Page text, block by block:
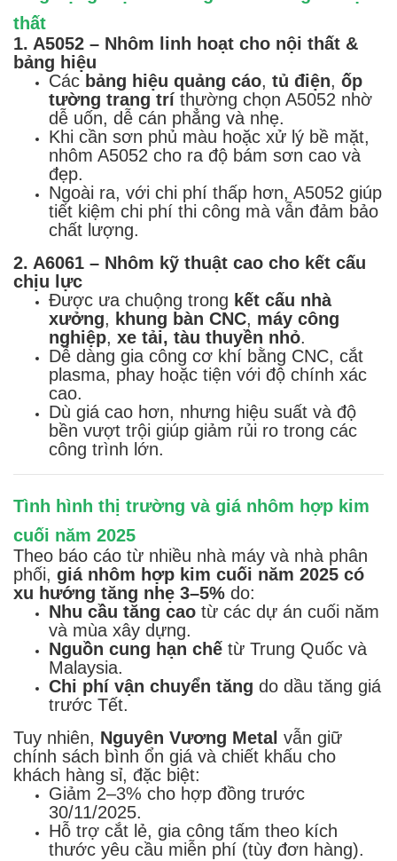
thất
1. A5052 – Nhôm linh hoạt cho nội thất &
bảng hiệu
Các bảng hiệu quảng cáo, tủ điện, ốp
tường trang trí thường chọn A5052 nhờ
dễ uốn, dễ cán phẳng và nhẹ.
Khi cần sơn phủ màu hoặc xử lý bề mặt,
nhôm A5052 cho ra độ bám sơn cao và
đẹp.
Ngoài ra, với chi phí thấp hơn, A5052 giúp
tiết kiệm chi phí thi công mà vẫn đảm bảo
chất lượng.
2. A6061 – Nhôm kỹ thuật cao cho kết cấu
chịu lực
Được ưa chuộng trong kết cấu nhà
xưởng, khung bàn CNC, máy công
nghiệp, xe tải, tàu thuyền nhỏ.
Dễ dàng gia công cơ khí bằng CNC, cắt
plasma, phay hoặc tiện với độ chính xác
cao.
Dù giá cao hơn, nhưng hiệu suất và độ
bền vượt trội giúp giảm rủi ro trong các
công trình lớn.
Tình hình thị trường và giá nhôm hợp kim
cuối năm 2025
Theo báo cáo từ nhiều nhà máy và nhà phân
phối, giá nhôm hợp kim cuối năm 2025 có
xu hướng tăng nhẹ 3–5% do:
Nhu cầu tăng cao từ các dự án cuối năm
và mùa xây dựng.
Nguồn cung hạn chế từ Trung Quốc và
Malaysia.
Chi phí vận chuyển tăng do dầu tăng giá
trước Tết.
Tuy nhiên, Nguyên Vương Metal vẫn giữ
chính sách bình ổn giá và chiết khấu cho
khách hàng sỉ, đặc biệt:
Giảm 2–3% cho hợp đồng trước
30/11/2025.
Hỗ trợ cắt lẻ, gia công tấm theo kích
thước yêu cầu miễn phí (tùy đơn hàng).